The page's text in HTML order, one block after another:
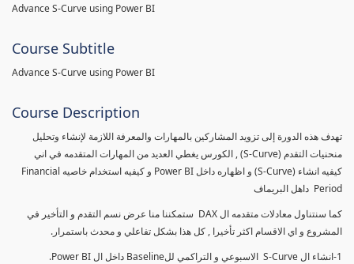
Advance S-Curve using Power BI
Course Subtitle
Advance S-Curve using Power BI
Course Description
تهدف هذه الدورة إلى تزويد المشاركين بالمهارات والمعرفة اللازمة لإنشاء وتحليل
منحنيات التقدم (S-Curve) , الكورس يغطي العديد من المهارات المتقدمه في اني
كيفيه انشاء (S-Curve) و اظهاره داخل Power BI و كيفيه استخدام خاصيه Financial
Period داهل البريماف
كما سنتناول معادلات متقدمه ال DAX ستمكننا منا عرض نسم التقدم و التأخير في
المشروع و اي الاقسام اكثر تأخيرا , كل هذا بشكل تفاعلي و محدث باستمرار.
1-انشاء ال S-Curve الاسبوعي و التراكمي للBaseline داخل ال Power BI.